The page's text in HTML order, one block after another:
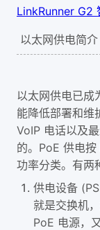
LinkRunner G2
以太网供电简介
以太网供电已成
能降低部署和维
VoIP 电话以及
的。PoE 供电
功率分类。有两
供电设备
就是交换机
PoE 电源，